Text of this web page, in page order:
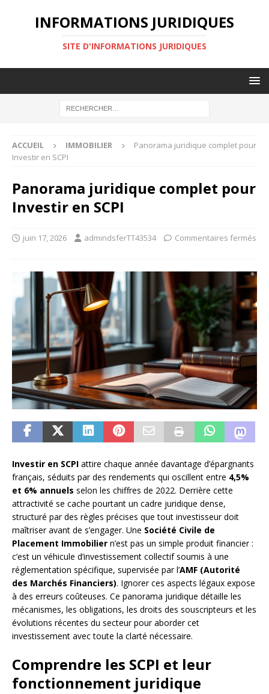
INFORMATIONS JURIDIQUES
SITE D'INFORMATIONS JURIDIQUES
ACCUEIL IMMOBILIER
Panorama juridique complet pour
Investir en SCPI
Panorama juridique complet pour
Investir en SCPI
juin 17, 2026 admindsferTT43534 Commentaires fermés
Investir en SCPI attire chaque année davantage d’épargnants
français, séduits par des rendements qui oscillent entre 4,5%
et 6% annuels selon les chiffres de 2022. Derrière cette
attractivité se cache pourtant un cadre juridique dense,
structuré par des règles précises que tout investisseur doit
maîtriser avant de s’engager. Une Société Civile de
Placement Immobilier n’est pas un simple produit financier :
c’est un véhicule d’investissement collectif soumis à une
réglementation spécifique, supervisée par l’AMF (Autorité
des Marchés Financiers). Ignorer ces aspects légaux expose
à des erreurs coûteuses. Ce panorama juridique détaille les
mécanismes, les obligations, les droits des souscripteurs et les
évolutions récentes du secteur pour aborder cet
investissement avec toute la clarté nécessaire.
Comprendre les SCPI et leur
fonctionnement juridique